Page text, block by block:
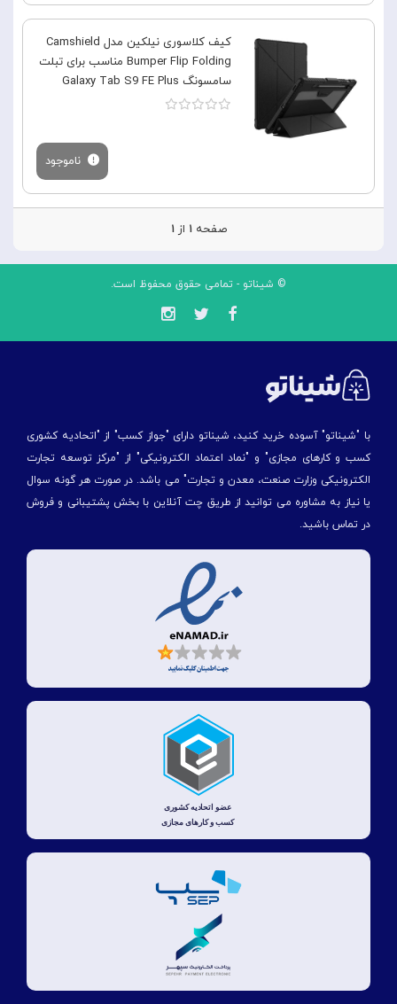
کیف کلاسوری نیلکین مدل Camshield
Bumper Flip Folding مناسب برای تبلت
سامسونگ Galaxy Tab S9 FE Plus
ناموجود
صفحه۱ از۱
© شیناتو - تمامی حقوق محفوظ است.
با "شیناتو" آسوده خرید کنید، شیناتو دارای "جواز کسب" از "اتحادیه کشوری
کسب و کارهای مجازی" و "نماد اعتماد الکترونیکی" از "مركز توسعه تجارت
الكترونیكی وزارت صنعت، معدن و تجارت" می باشد. در صورت هر گونه سوال
یا نیاز به مشاوره می توانید از طریق چت آنلاین با بخش پشتیبانی و فروش
در تماس باشید.